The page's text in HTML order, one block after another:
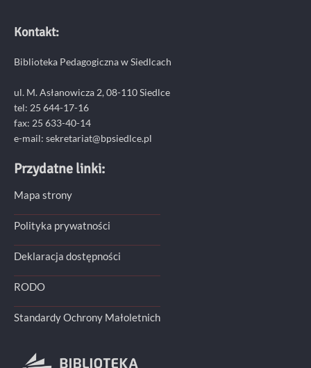
Kontakt:
Biblioteka Pedagogiczna w Siedlcach
ul. M. Asłanowicza 2, 08-110 Siedlce
tel: 25 644-17-16
fax: 25 633-40-14
e-mail: sekretariat@bpsiedlce.pl
Przydatne linki:
Mapa strony
Polityka prywatności
Deklaracja dostępności
RODO
Standardy Ochrony Małoletnich